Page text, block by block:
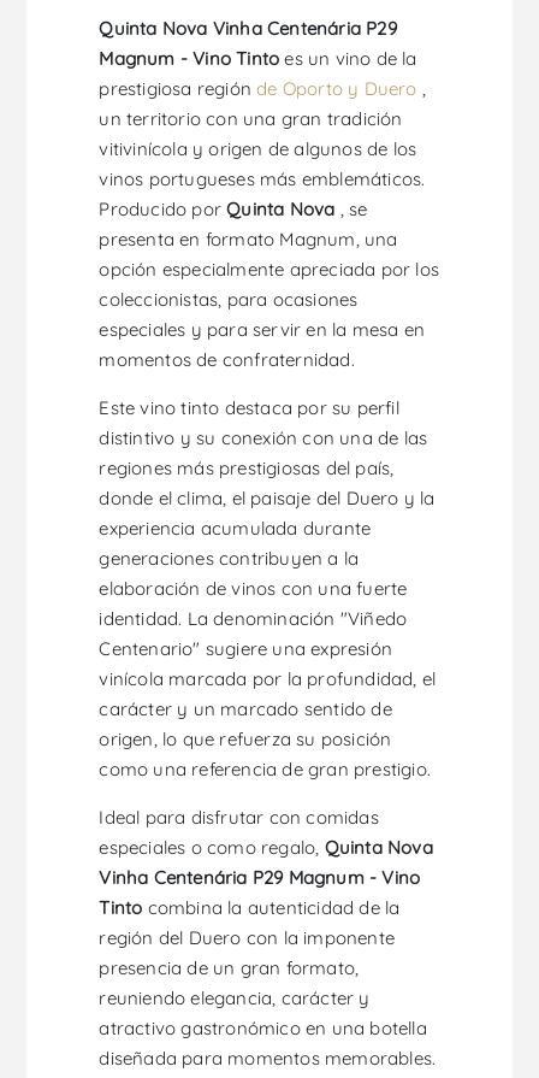
Quinta Nova Vinha Centenária P29
Magnum - Vino Tinto es un vino de la
prestigiosa regiónde Oporto y Duero ,
un territorio con una gran tradición
vitivinícola y origen de algunos de los
vinos portugueses más emblemáticos.
Producido porQuinta Nova , se
presenta en formato Magnum, una
opción especialmente apreciada por los
coleccionistas, para ocasiones
especiales y para servir en la mesa en
momentos de confraternidad.
Este vino tinto destaca por su perfil
distintivo y su conexión con una de las
regiones más prestigiosas del país,
donde el clima, el paisaje del Duero y la
experiencia acumulada durante
generaciones contribuyen a la
elaboración de vinos con una fuerte
identidad. La denominación "Viñedo
Centenario" sugiere una expresión
vinícola marcada por la profundidad, el
carácter y un marcado sentido de
origen, lo que refuerza su posición
como una referencia de gran prestigio.
Ideal para disfrutar con comidas
especiales o como regalo, Quinta Nova
Vinha Centenária P29 Magnum - Vino
Tinto combina la autenticidad de la
región del Duero con la imponente
presencia de un gran formato,
reuniendo elegancia, carácter y
atractivo gastronómico en una botella
diseñada para momentos memorables.